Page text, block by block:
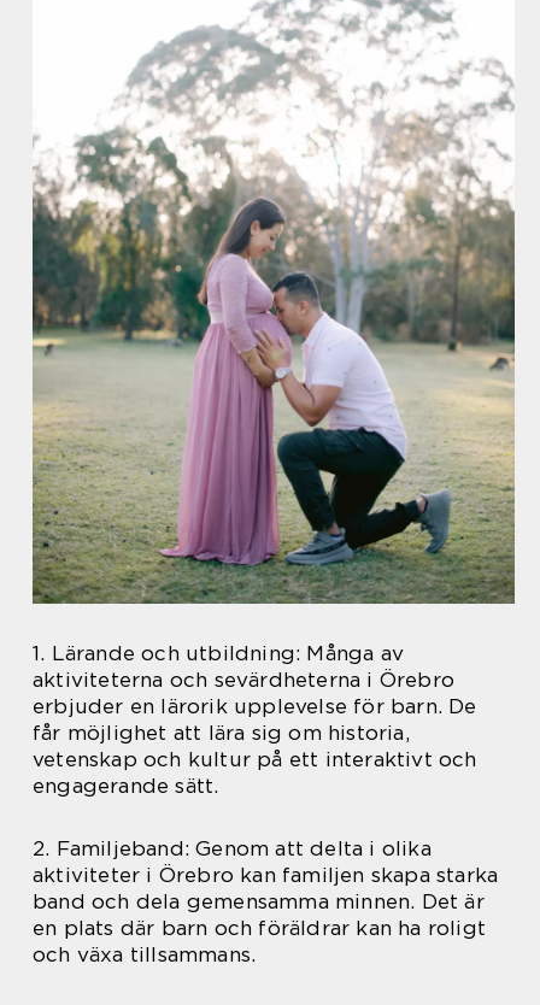
1. Lärande och utbildning: Många av
aktiviteterna och sevärdheterna i Örebro
erbjuder en lärorik upplevelse för barn. De
får möjlighet att lära sig om historia,
vetenskap och kultur på ett interaktivt och
engagerande sätt.
2. Familjeband: Genom att delta i olika
aktiviteter i Örebro kan familjen skapa starka
band och dela gemensamma minnen. Det är
en plats där barn och föräldrar kan ha roligt
och växa tillsammans.